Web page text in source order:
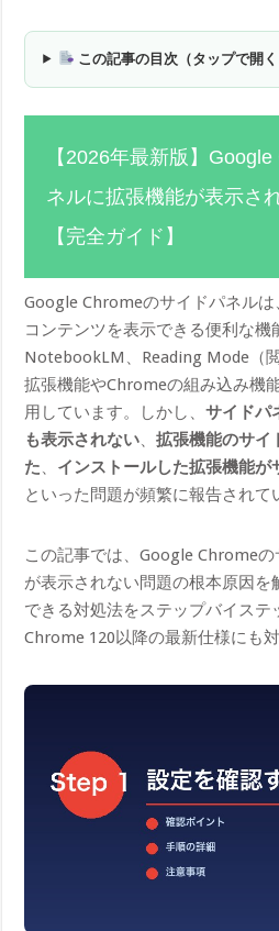
この記事の目次（タップで開く
【2026年最新版】
ネルに拡張機能が表示さ
【完全ガイド】
Google Chromeのサイドパネル
コンテンツを表示できる便利な機
NotebookLM、Reading Mode（
拡張機能やChromeの組み込み機
用しています。しかし、サイドパ
も表示されない、拡張機能のサイ
た、 インストールした拡張機能
といった問題が頻繁に報告されて
この記事では、Google Chrome
が表示されない問題の根本原因
できる対処法をステップバイステ
Chrome 120以降の最新仕様にも